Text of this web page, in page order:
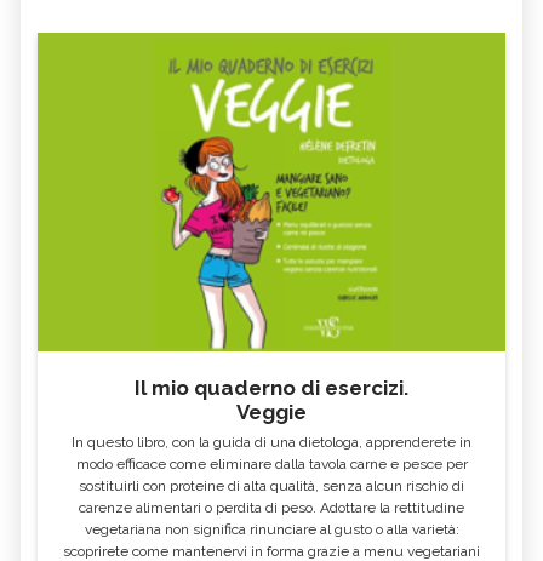
evidenti nell'iride, che andrebbe vista da
vicino ed analizzata nelle sue "sfumature"
per capirne appieno il significato. Spero di
esserle stata utile almeno un pochino. Saluti
Roberta Longhi
Il mio quaderno di esercizi.
Veggie
In questo libro, con la guida di una dietologa, apprenderete in
modo efficace come eliminare dalla tavola carne e pesce per
sostituirli con proteine di alta qualità, senza alcun rischio di
carenze alimentari o perdita di peso. Adottare la rettitudine
vegetariana non significa rinunciare al gusto o alla varietà:
scoprirete come mantenervi in forma grazie a menu vegetariani